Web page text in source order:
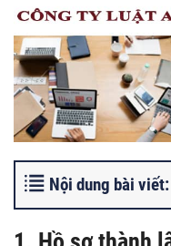
Nội dung bài viết: